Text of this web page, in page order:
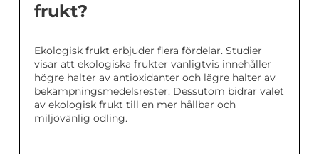
frukt?
Ekologisk frukt erbjuder flera fördelar. Studier
visar att ekologiska frukter vanligtvis innehåller
högre halter av antioxidanter och lägre halter av
bekämpningsmedelsrester. Dessutom bidrar valet
av ekologisk frukt till en mer hållbar och
miljövänlig odling.